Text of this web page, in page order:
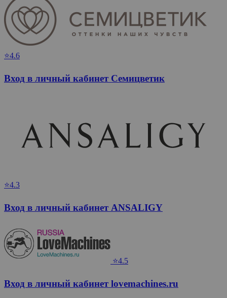
⭐4.6
Вход в личный кабинет Семицветик
⭐4.3
Вход в личный кабинет ANSALIGY
⭐4.5
Вход в личный кабинет lovemachines.ru